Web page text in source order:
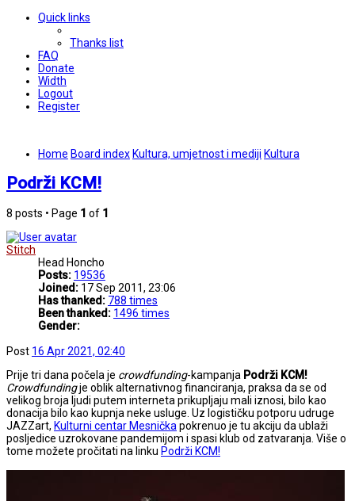
Quick links
Thanks list
FAQ
Donate
Width
Logout
Register
Home Board index Kultura, umjetnost i mediji Kultura
Podrži KCM!
8 posts • Page 1 of 1
Stitch
Head Honcho
Posts: 19536
Joined: 17 Sep 2011, 23:06
Has thanked: 788 times
Been thanked: 1496 times
Gender:
Post 16 Apr 2021, 02:40
Prije tri dana počela je crowdfunding-kampanja Podrži KCM!
Crowdfundingje oblik alternativnog financiranja, praksa da se od
velikog broja ljudi putem interneta prikupljaju mali iznosi, bilo kao
donacija bilo kao kupnja neke usluge. Uz logističku potporu udruge
JAZZart, Kulturni centar Mesničkapokrenuo je tu akciju da ublaži
posljedice uzrokovane pandemijom i spasi klub od zatvaranja. Više o
tome možete pročitati na linku Podrži KCM!